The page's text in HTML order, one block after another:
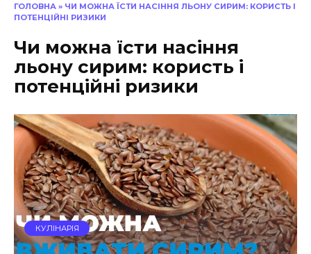
ГОЛОВНА » ЧИ МОЖНА ЇСТИ НАСІННЯ ЛЬОНУ СИРИМ: КОРИСТЬ І
ПОТЕНЦІЙНІ РИЗИКИ
Чи можна їсти насіння
льону сирим: користь і
потенційні ризики
КУЛІНАРІЯ